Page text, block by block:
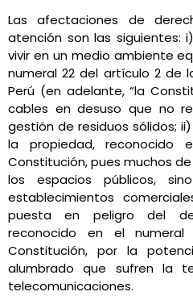
Las afectaciones de
atención son las siguientes:
vivir en un medio ambiente
numeral 22 del artículo 2 de
Perú (en adelante, “la
cables en desuso que no
gestión de residuos sólidos;
la propiedad,
Constitución, pues muchos
los espacios públicos,
establecimientos
puesta en peligro del
reconocido en el
Constitución, por la
alumbrado que sufren la
telecomunicaciones.